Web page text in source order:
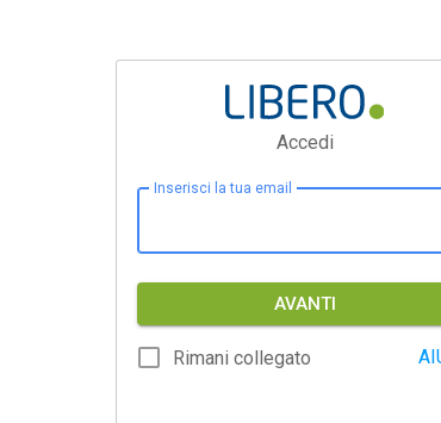
Accedi
Inserisci la tua email
AVANTI
Rimani collegato